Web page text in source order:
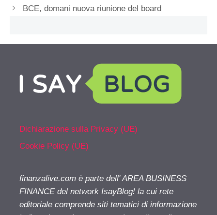
BCE, domani nuova riunione del board
Dichiarazione sulla Privacy (UE)
Cookie Policy (UE)
finanzalive.com è parte dell' AREA BUSINESS
FINANCE del network IsayBlog! la cui rete
editoriale comprende siti tematici di informazione